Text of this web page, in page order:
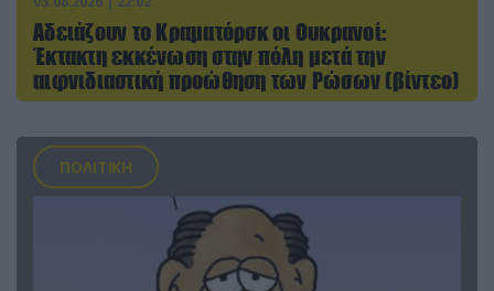
Αδειάζουν το Κραματόρσκ οι Ουκρανοί:
Έκτακτη εκκένωση στην πόλη μετά την
αιφνιδιαστική προώθηση των Ρώσων (βίντεο)
ΠΟΛΙΤΙΚΗ